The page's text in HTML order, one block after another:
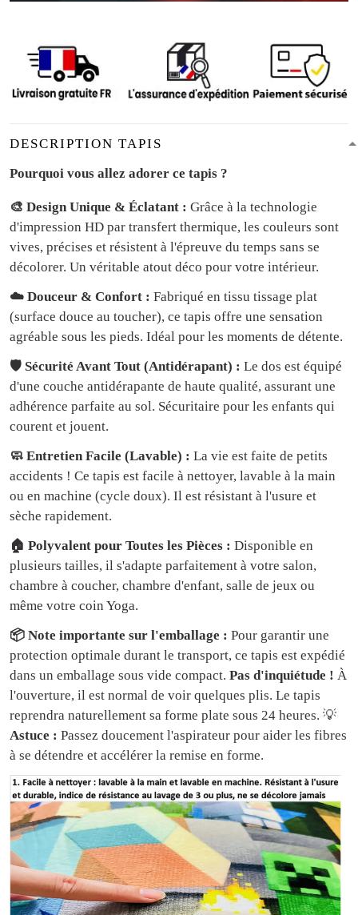
DESCRIPTION TAPIS
Pourquoi vous allez adorer ce tapis ?
🎨 Design Unique & Éclatant : Grâce à la technologie
d'impression HD par transfert thermique, les couleurs sont
vives, précises et résistent à l'épreuve du temps sans se
décolorer. Un véritable atout déco pour votre intérieur.
☁️ Douceur & Confort : Fabriqué en tissu tissage plat
(surface douce au toucher), ce tapis offre une sensation
agréable sous les pieds. Idéal pour les moments de détente.
🛡️ Sécurité Avant Tout (Antidérapant) : Le dos est équipé
d'une couche antidérapante de haute qualité, assurant une
adhérence parfaite au sol. Sécuritaire pour les enfants qui
courent et jouent.
🧼 Entretien Facile (Lavable) : La vie est faite de petits
accidents ! Ce tapis est facile à nettoyer, lavable à la main
ou en machine (cycle doux). Il est résistant à l'usure et
sèche rapidement.
🏠 Polyvalent pour Toutes les Pièces : Disponible en
plusieurs tailles, il s'adapte parfaitement à votre salon,
chambre à coucher, chambre d'enfant, salle de jeux ou
même votre coin Yoga.
📦 Note importante sur l'emballage : Pour garantir une
protection optimale durant le transport, ce tapis est expédié
dans un emballage sous vide compact. Pas d'inquiétude ! À
l'ouverture, il est normal de voir quelques plis. Le tapis
reprendra naturellement sa forme plate sous 24 heures. 💡
Astuce : Passez doucement l'aspirateur pour aider les fibres
à se détendre et accélérer la remise en forme.